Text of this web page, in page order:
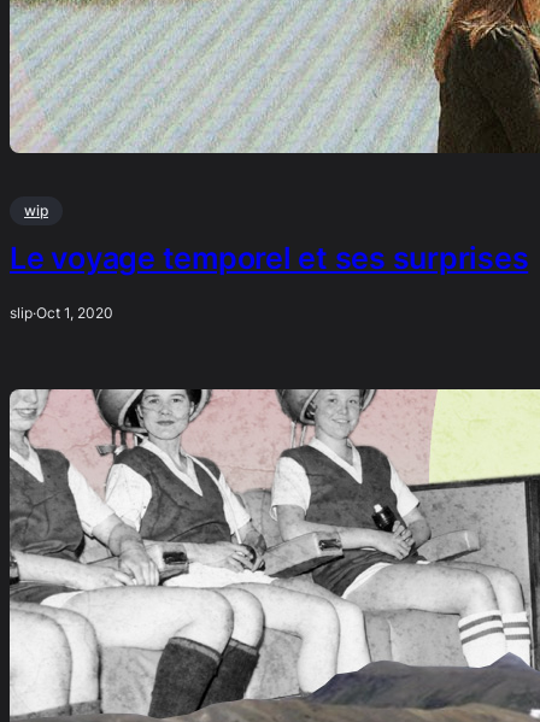
wip
Le voyage temporel et ses surprises
slip·Oct 1, 2020